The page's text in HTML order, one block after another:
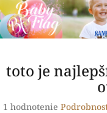
Prejsť
na
obsah
toto je
Priemerné
1 hodnotenie